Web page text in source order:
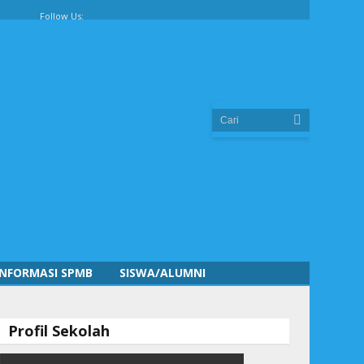
Follow Us:
SPMB SISWA/ALUMNI
pada KUNJUNGAN PANGLIMA KOARMADA II
Profil Sekolah